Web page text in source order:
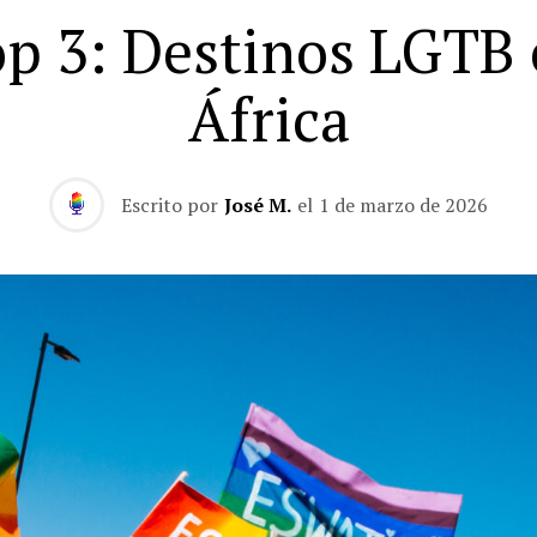
3: Destinos LGTB
África
Escrito por José M. el 1 de marzo de 2026